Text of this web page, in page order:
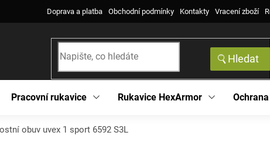
Doprava a platba Obchodní podmínky Kontakty Vracení zboží
Hledat
Pracovní rukavice Rukavice HexArmor
obuv uvex 1 sport 6592 S3L